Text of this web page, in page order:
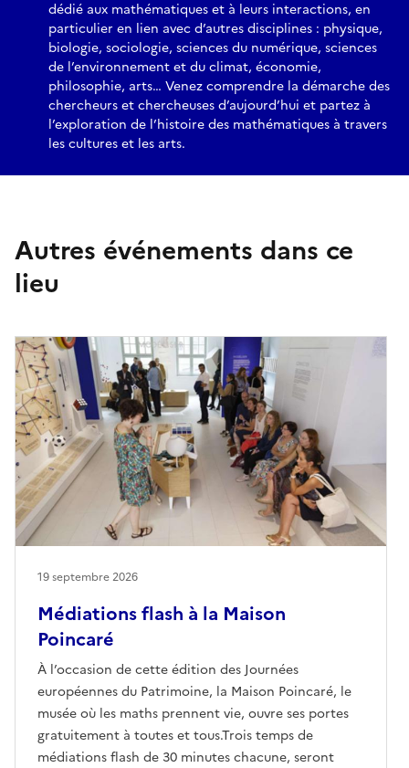
dédié aux mathématiques et à leurs interactions, en
particulier en lien avec d’autres disciplines : physique,
biologie, sociologie, sciences du numérique, sciences
de l’environnement et du climat, économie,
philosophie, arts… Venez comprendre la démarche des
chercheurs et chercheuses d’aujourd’hui et partez à
l’exploration de l’histoire des mathématiques à travers
les cultures et les arts.
Autres événements dans ce
lieu
Médiations flash à la Maison
Poincaré
À l’occasion de cette édition des Journées
européennes du Patrimoine, la Maison Poincaré, le
musée où les maths prennent vie, ouvre ses portes
gratuitement à toutes et tous.Trois temps de
médiations flash de 30 minutes chacune, seront
19 septembre 2026